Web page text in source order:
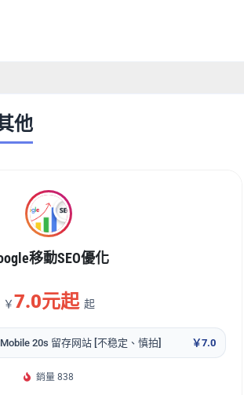
他
移動SEO優化
￥7.0元起 起
20s 留存网站 [不稳定、慎拍] ￥7.0
銷量 838